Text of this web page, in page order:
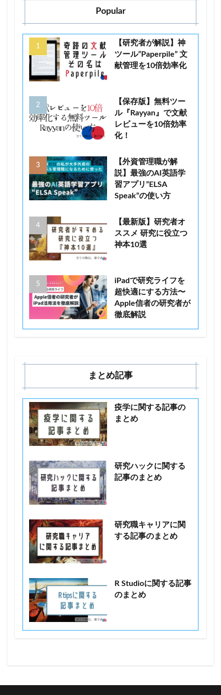
Popular
【研究者が解説】神
ツール”Paperpile” 文
献管理を10倍効率化
【保存版】無料ツー
ル『Rayyan』で文献
レビューを10倍効率
化！
【外資管理職が解
説】最強のAI英語学
習アプリ”ELSA
Speak”の使い方
【最新版】研究者オ
ススメ 研究に役立つ
神本10選
iPadで研究ライフを
超快適にする方法〜
Apple信者の研究者が
徹底解説
まとめ記事
疫学に関する記事の
まとめ
研究ハックに関する
記事のまとめ
研究職キャリアに関
する記事のまとめ
R Studioに関する記事
のまとめ